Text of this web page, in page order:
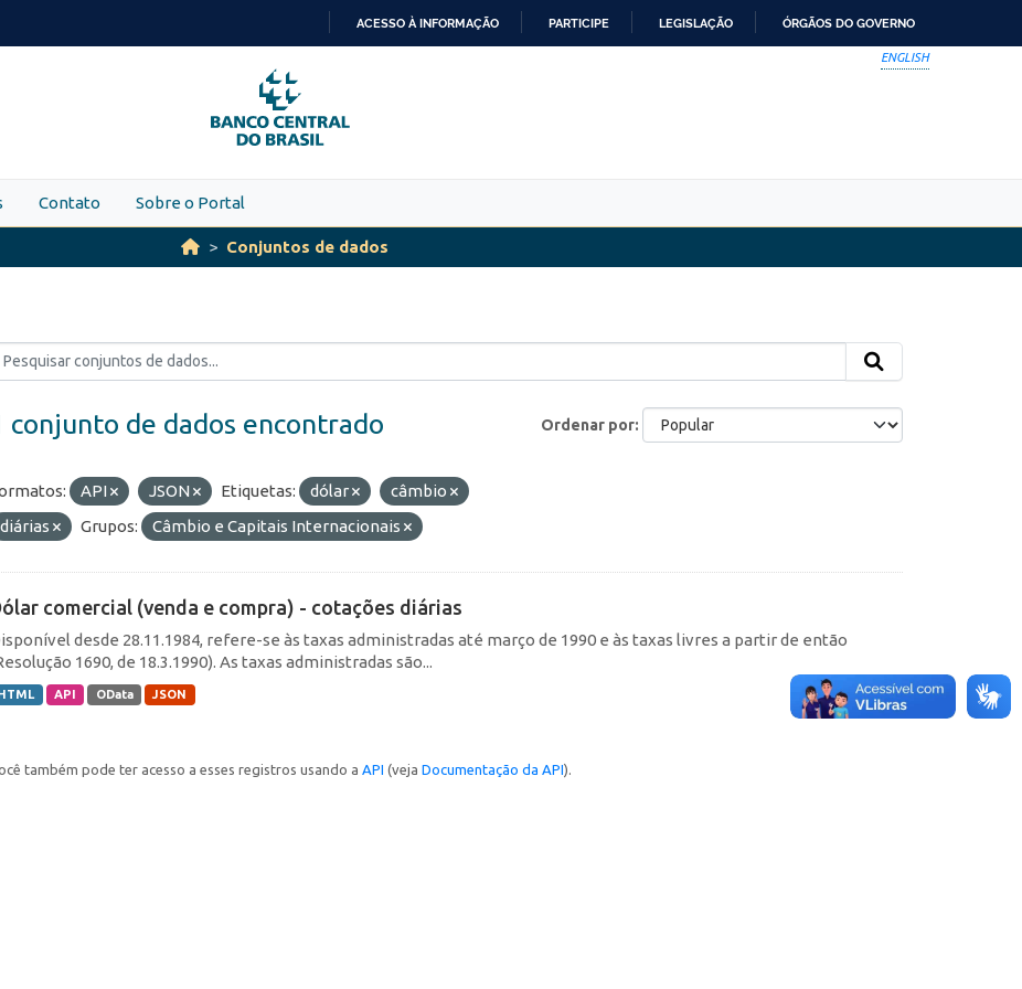
PARA
O
CONTEÚDO
ACESSO À INFORMAÇÃO PARTICIPE LEGISLAÇÃO ÓRGÃOS DO GOVERNO
ENGLISH
Contato Sobre o Portal
Conjuntos de dados
Ordenar por
conjunto de dados encontrado
API JSON Etiquetas: dólar
câmbio
diárias
Grupos: Câmbio e Capitais Internacionais
comercial (venda e compra) - cotações diárias
desde 28.11.1984, refere-se às taxas administradas até março de 1990 e às taxas livres a partir de então
1690, de 18.3.1990). As taxas administradas são...
API OData JSON
também pode ter acesso a esses registros usando a API (veja Documentação da API).